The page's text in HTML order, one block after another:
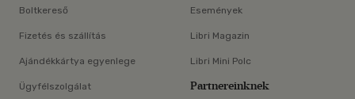
Boltkereső
Fizetés és szállítás
Ajándékkártya egyenlege
Ügyfélszolgálat
Események
Libri Magazin
Libri Mini Polc
Partnereinknek